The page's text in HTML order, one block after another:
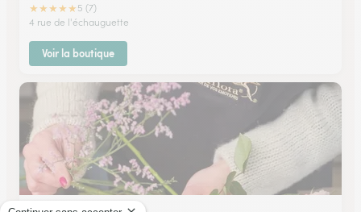
★★★★★ 5 (7)
4 rue de l'échauguette
Voir la boutique